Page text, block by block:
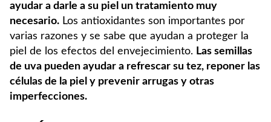
ayudar a darle a su piel un tratamiento muy
necesario. Los antioxidantes son importantes por
varias razones y se sabe que ayudan a proteger la
piel de los efectos del envejecimiento. Las semillas
de uva pueden ayudar a refrescar su tez, reponer las
células de la piel y prevenir arrugas y otras
imperfecciones.